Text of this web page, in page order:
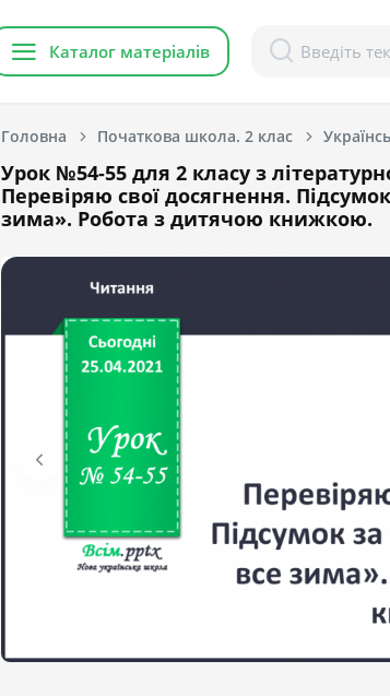
Каталог матеріалів
Головна Початкова школа. 2 клас
Урок №54-55 для 2 класу з
Перевіряю свої досягнення.
зима». Робота з дитячою книжкою.